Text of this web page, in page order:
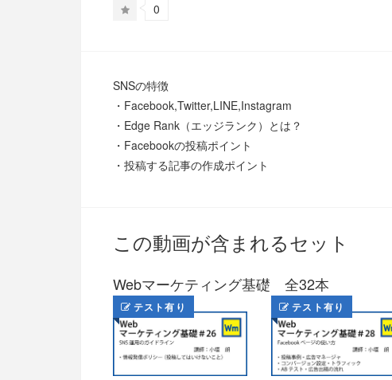
0
SNSの特徴
・Facebook,Twitter,LINE,Instagram
・Edge Rank（エッジランク）とは？
・Facebookの投稿ポイント
・投稿する記事の作成ポイント
この動画が含まれるセット
Webマーケティング基礎 全32本
テスト有り テスト有り